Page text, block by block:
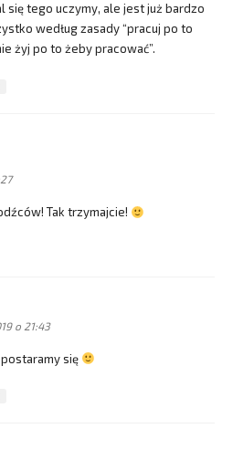
się tego uczymy, ale jest już bardzo
według zasady “pracuj po to
żyj po to żeby pracować”.
Tak trzymajcie!
o 21:43
się